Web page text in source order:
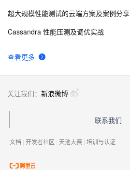
查看更多
超大规模性能测试的云端方案及案例分享
Cassandra 性能压测及调优实战
关注我们： 新浪微博
联系我们
文档 | 开发者社区 | 天池大赛 | 培训与认证